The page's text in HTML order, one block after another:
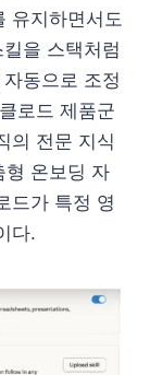
유지하면서도
을 스택처럼
동으로 조정
로드 제품군
의 전문 지식
형 온보딩 자
드가 특정 영
다.